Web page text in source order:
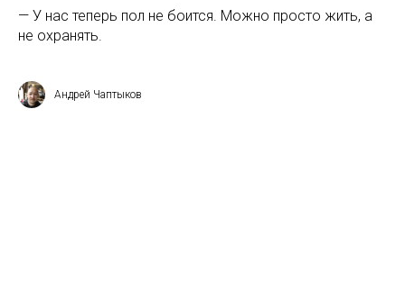
— У нас теперь пол не боится. Можно просто жить, а
не охранять.
Андрей Чаптыков